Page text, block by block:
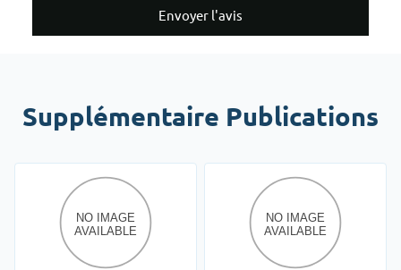
Envoyer l'avis
Supplémentaire Publications